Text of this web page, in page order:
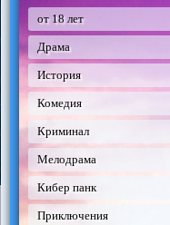
от 18 лет
Драма
История
Комедия
Криминал
Мелодрама
Кибер панк
Приключения